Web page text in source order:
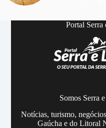
Portal Serra
Somos Serra
Notícias, turismo,
Gaúcha e do Litoral